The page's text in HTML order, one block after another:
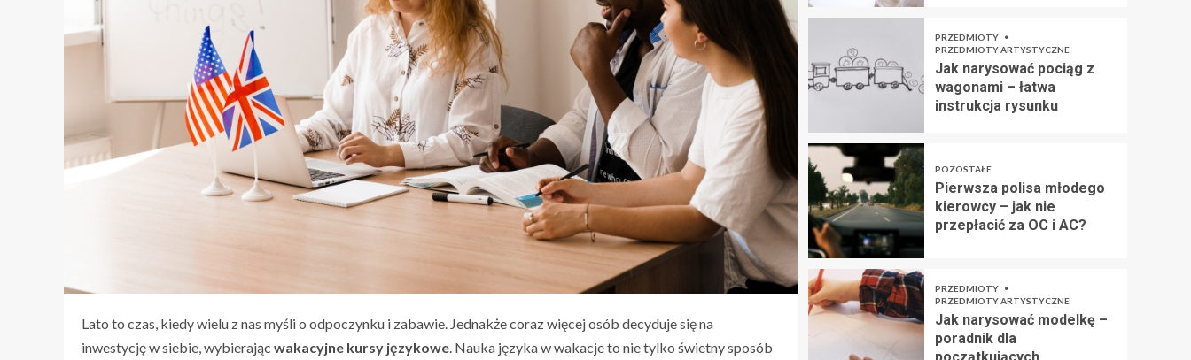
Lato to czas, kiedy wielu z nas myśli o odpoczynku i zabawie. Jednakże coraz więcej osób decyduje się na
inwestycję w siebie, wybierając wakacyjne kursy językowe . Nauka języka w wakacje to nie tylko świetny sposób
PRZEDMIOTY
PRZEDMIOTY ARTYSTYCZNE
Jak narysować pociąg z
wagonami – łatwa
instrukcja rysunku
POZOSTAŁE
Pierwsza polisa młodego
kierowcy – jak nie
przepłacić za OC i AC?
PRZEDMIOTY
PRZEDMIOTY ARTYSTYCZNE
Jak narysować modelkę –
poradnik dla